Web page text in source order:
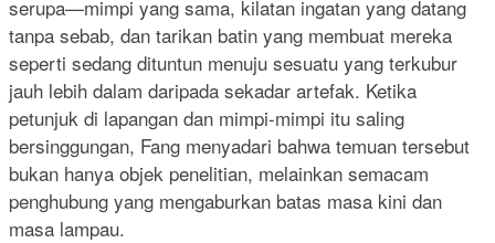
serupa—mimpi yang sama, kilatan ingatan yang datang
tanpa sebab, dan tarikan batin yang membuat mereka
seperti sedang dituntun menuju sesuatu yang terkubur
jauh lebih dalam daripada sekadar artefak. Ketika
petunjuk di lapangan dan mimpi-mimpi itu saling
bersinggungan, Fang menyadari bahwa temuan tersebut
bukan hanya objek penelitian, melainkan semacam
penghubung yang mengaburkan batas masa kini dan
masa lampau.